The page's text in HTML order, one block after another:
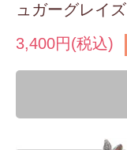
ュガーグレイズ
3,400円(税込)